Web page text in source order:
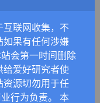
龙武
仙剑奇侠传
荒野大镖客
美世界
神雕侠侣
互联网收集，不
如果有任何涉嫌
会第一时间删除
给爱好研究者使
资源切勿用于任
行为负责。 本